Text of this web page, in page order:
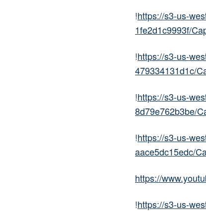
!https://s3-us-
1fe2d1c9993f/
!https://s3-us-
479334131d1c/
!https://s3-us-
8d79e762b3be/
!https://s3-us-
aace5dc15edc/
https://
!https://s3-us-